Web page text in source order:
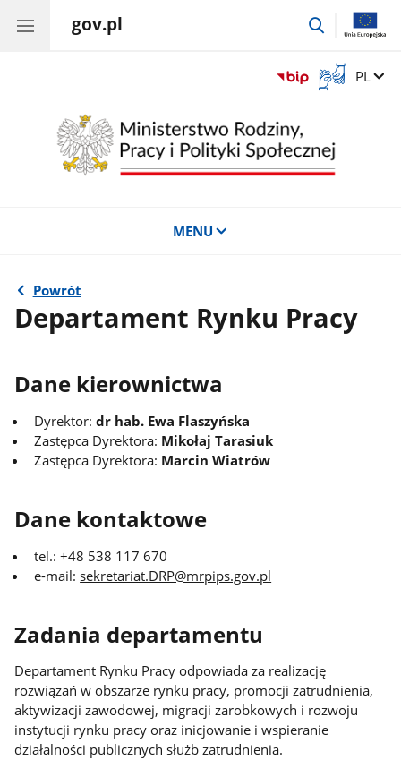
gov.pl
przejdź
Otwórz
okno
języka
migowego
Zmień
PL
MENU
Powrót
Departament Rynku Pracy
Dane kierownictwa
Dyrektor:dr hab. Ewa Flaszyńska
Zastępca Dyrektora: Mikołaj Tarasiuk
Zastępca Dyrektora: Marcin Wiatrów
Dane kontaktowe
tel.: +48 538 117 670
e-mail: sekretariat.DRP@mrpips.gov.pl
Zadania departamentu
Departament Rynku Pracy odpowiada za realizację
rozwiązań w obszarze rynku pracy, promocji zatrudnienia,
aktywizacji zawodowej, migracji zarobkowych i rozwoju
instytucji rynku pracy oraz inicjowanie i wspieranie
działalności publicznych służb zatrudnienia.